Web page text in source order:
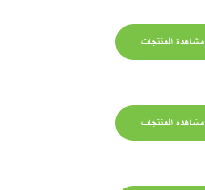
مشاهدة المنتجات
مشاهدة المنتجات